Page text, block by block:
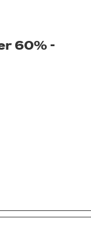
60% -